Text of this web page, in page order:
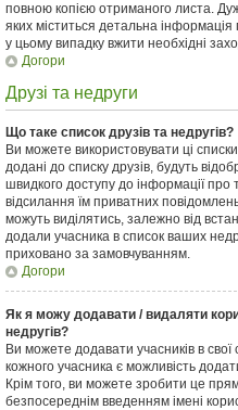
повною копією отриманого листа.
яких міститься детальна
у цьому випадку вжити необхідні
Догори
Друзі та недруги
Що таке список друзів та недругів?
Ви можете використовувати ці
додані до списку друзів, будуть
швидкого доступу до інформації про
відсилання їм приватних
можуть виділятись, залежно від
додали учасника в список ваших
приховано за замовчуванням.
Догори
Як я можу додавати / видаляти
недругів?
Ви можете додавати учасників в
кожного учасника є можливість
Крім того, ви можете зробити це
безпосереднім введенням імені